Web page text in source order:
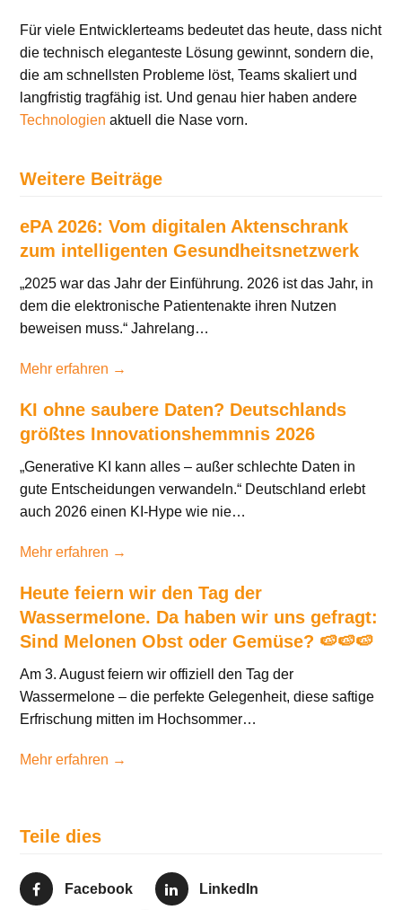
Für viele Entwicklerteams bedeutet das heute, dass nicht
die technisch eleganteste Lösung gewinnt, sondern die,
die am schnellsten Probleme löst, Teams skaliert und
langfristig tragfähig ist. Und genau hier haben andere
Technologien aktuell die Nase vorn.
Weitere Beiträge
ePA 2026: Vom digitalen Aktenschrank
zum intelligenten Gesundheitsnetzwerk
„2025 war das Jahr der Einführung. 2026 ist das Jahr, in
dem die elektronische Patientenakte ihren Nutzen
beweisen muss.“ Jahrelang…
Mehr erfahren →
KI ohne saubere Daten? Deutschlands
größtes Innovationshemmnis 2026
„Generative KI kann alles – außer schlechte Daten in
gute Entscheidungen verwandeln.“ Deutschland erlebt
auch 2026 einen KI-Hype wie nie…
Mehr erfahren →
Heute feiern wir den Tag der
Wassermelone. Da haben wir uns gefragt:
Sind Melonen Obst oder Gemüse? 🍉🍉🍉
Am 3. August feiern wir offiziell den Tag der
Wassermelone – die perfekte Gelegenheit, diese saftige
Erfrischung mitten im Hochsommer…
Mehr erfahren →
Teile dies
Facebook LinkedIn